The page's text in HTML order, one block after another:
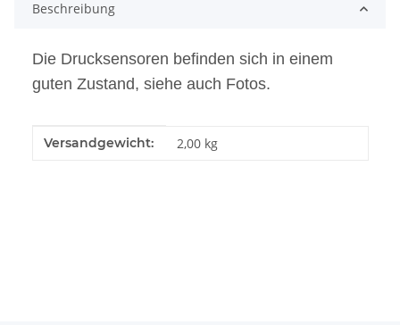
Beschreibung
Die Drucksensoren befinden sich in einem
guten Zustand, siehe auch Fotos.
Produkteigenschaft
Wert
Versandgewicht: 2,00 kg